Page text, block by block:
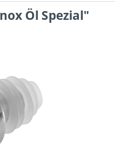
Öl Spezial"